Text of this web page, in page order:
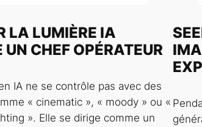
LA LUMIÈRE IA
UN CHEF OPÉRATEUR
IA ne se contrôle pas avec des
« cinematic », « moody » ou «
». Elle se dirige comme un